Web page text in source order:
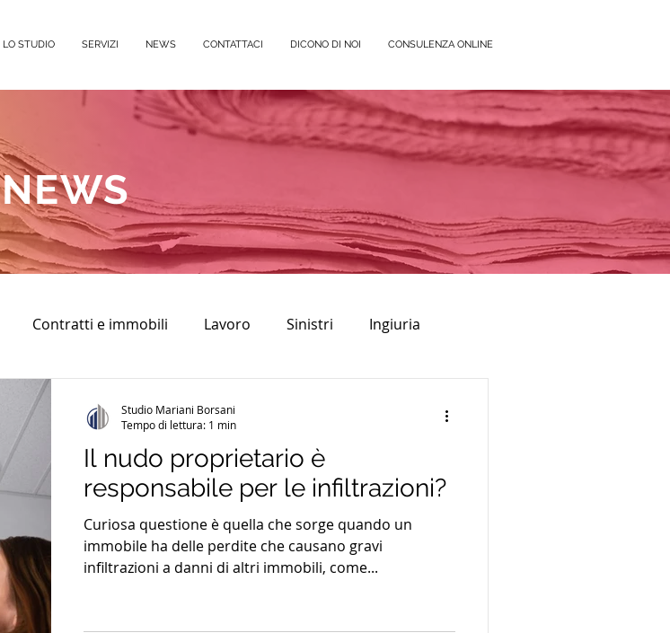
LO STUDIO SERVIZI NEWS CONTATTACI DICONO DI NOI CONSULENZA ONLINE
NEWS
Contratti e immobili Lavoro Sinistri Ingiuria
Immobili
Il nudo proprietario è
responsabile per le infiltrazioni?
Curiosa questione è quella che sorge quando un
immobile ha delle perdite che causano gravi
infiltrazioni a danni di altri immobili, come...
Studio Mariani Borsani
Tempo di lettura: 1 min